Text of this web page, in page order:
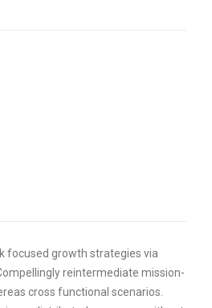
focused growth strategies via
reintermediate mission-
cross functional scenarios.